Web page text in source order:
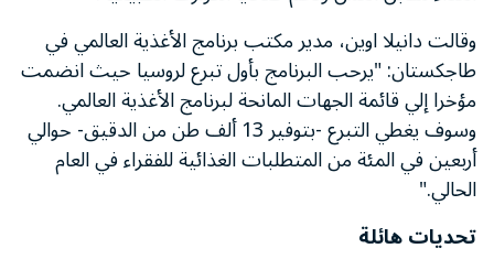
وقالت دانيلا اوين، مدير مكتب برنامج الأغذية العالمي في
طاجكستان: "يرحب البرنامج بأول تبرع لروسيا حيث انضمت
مؤخرا إلي قائمة الجهات المانحة لبرنامج الأغذية العالمي.
وسوف يغطي التبرع -بتوفير 13 ألف طن من الدقيق- حوالي
أربعين في المئة من المتطلبات الغذائية للفقراء في العام
الحالي."
تحديات هائلة